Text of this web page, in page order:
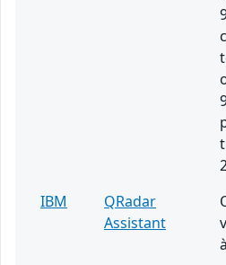
IBM
QRadar
Assistant